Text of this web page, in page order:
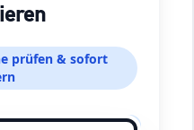
prüfen & sofort